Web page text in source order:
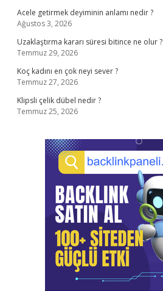
Acele getirmek deyiminin anlamı nedir ?
Ağustos 3, 2026
Uzaklaştırma kararı süresi bitince ne olur ?
Temmuz 29, 2026
Koç kadını en çok neyi sever ?
Temmuz 27, 2026
Klipsli çelik dübel nedir ?
Temmuz 25, 2026